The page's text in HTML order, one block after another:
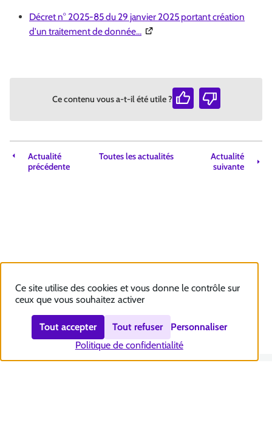
Décret n° 2025-85 du 29 janvier 2025 portant création
d'un traitement de donnée…(Ouverture dans une nouvelle
Ce contenu vous a-t-il été utile ?
Actualité
précédente
Toutes les actualités
Actualité
suivante
Ce site utilise des cookies et vous donne le contrôle sur
ceux que vous souhaitez activer
Tout accepter Tout refuser
Personnaliser
Politique de confidentialité